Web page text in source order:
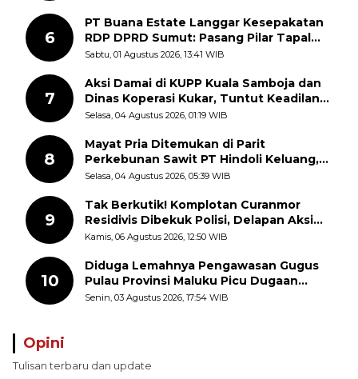
6
PT Buana Estate Langgar Kesepakatan
RDP DPRD Sumut: Pasang Pilar Tapal
Batas Sepihak Tanpa Libatkan
Sabtu, 01 Agustus 2026, 13:41 WIB
7
Aksi Damai di KUPP Kuala Samboja dan
Dinas Koperasi Kukar, Tuntut Keadilan
dan Kesempatan Kerja yang Adil
Selasa, 04 Agustus 2026, 01:19 WIB
8
Mayat Pria Ditemukan di Parit
Perkebunan Sawit PT Hindoli Keluang,
Polisi Selidiki Penyebab Kematian
Selasa, 04 Agustus 2026, 05:39 WIB
9
Tak Berkutik! Komplotan Curanmor
Residivis Dibekuk Polisi, Delapan Aksi
Curanmor Di Candipuro Terungkap
Kamis, 06 Agustus 2026, 12:50 WIB
10
Diduga Lemahnya Pengawasan Gugus
Pulau Provinsi Maluku Picu Dugaan
Pungli terhadap Nelayan Bale-Bale di
Senin, 03 Agustus 2026, 17:54 WIB
Opini
Tulisan terbaru dan update